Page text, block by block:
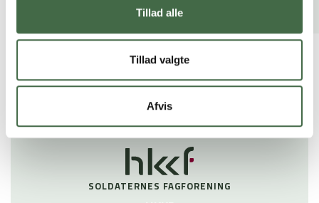
Tillad alle
Tillad valgte
Afvis
Se alle nyheder
SOLDATERNES FAGFORENING